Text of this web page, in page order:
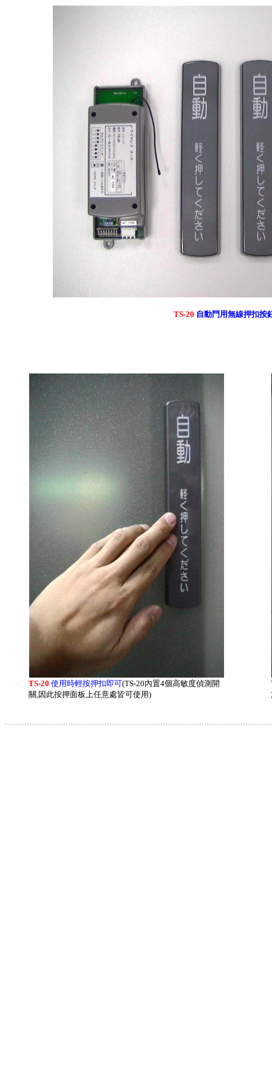
TS-20 自動門用無線押扣按
TS-20 使用時輕按押扣即可(TS-20內置4個高敏度偵測開
關,因此按押面板上任意處皆可使用)